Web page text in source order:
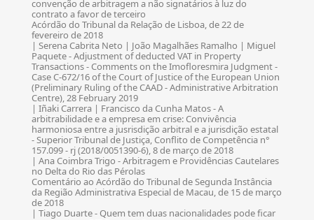
convenção de arbitragem a não signatários à luz do
contrato a favor de terceiro
Acórdão do Tribunal da Relação de Lisboa, de 22 de
fevereiro de 2018
| Serena Cabrita Neto | João Magalhães Ramalho | Miguel
Paquete - Adjustment of deducted VAT in Property
Transactions - Comments on the Imofloresmira Judgment -
Case C-672/16 of the Court of Justice of the European Union
(Preliminary Ruling of the CAAD - Administrative Arbitration
Centre), 28 February 2019
| Iñaki Carrera | Francisco da Cunha Matos - A
arbitrabilidade e a empresa em crise: Convivência
harmoniosa entre a jusrisdição arbitral e a jurisdição estatal
- Superior Tribunal de Justiça, Conflito de Competência n°
157.099 - rj (2018/0051390-6), 8 de março de 2018
| Ana Coimbra Trigo - Arbitragem e Providências Cautelares
no Delta do Rio das Pérolas
Comentário ao Acórdão do Tribunal de Segunda Instância
da Região Administrativa Especial de Macau, de 15 de março
de 2018
| Tiago Duarte - Quem tem duas nacionalidades pode ficar